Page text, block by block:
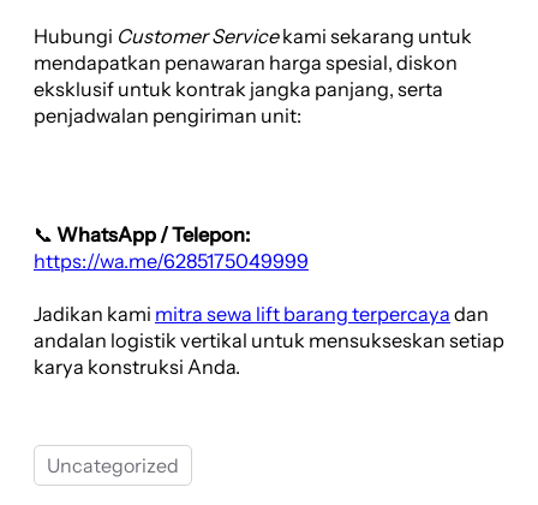
Hubungi Customer Servicekami sekarang untuk
mendapatkan penawaran harga spesial, diskon
eksklusif untuk kontrak jangka panjang, serta
penjadwalan pengiriman unit:
📞 WhatsApp / Telepon:
https://wa.me/6285175049999
Jadikan kami mitra sewa lift barang terpercaya dan
andalan logistik vertikal untuk mensukseskan setiap
karya konstruksi Anda.
Uncategorized